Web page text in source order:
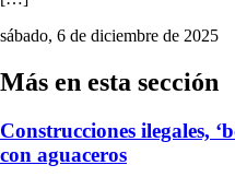
sábado, 6 de diciembre de 2025
Más en esta sección
Construcciones ilegales,
con aguaceros